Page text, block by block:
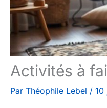
Activités à
Par Théophile Lebel / 10